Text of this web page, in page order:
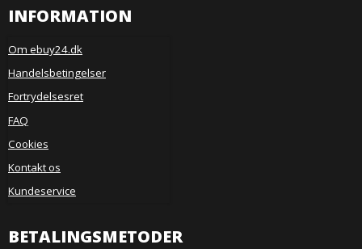
INFORMATION
Om ebuy24.dk
Handelsbetingelser
Fortrydelsesret
FAQ
Cookies
Kontakt os
Kundeservice
BETALINGSMETODER